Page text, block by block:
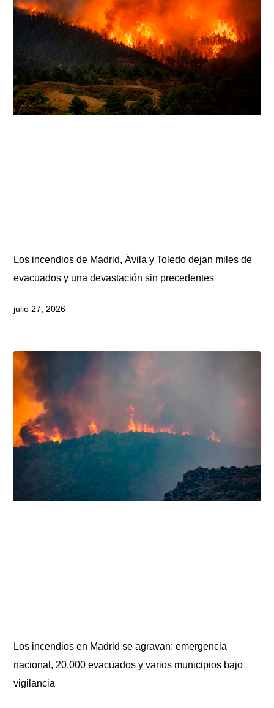
Los incendios de Madrid, Ávila y Toledo dejan miles de
evacuados y una devastación sin precedentes
julio 27, 2026
Los incendios en Madrid se agravan: emergencia
nacional, 20.000 evacuados y varios municipios bajo
vigilancia